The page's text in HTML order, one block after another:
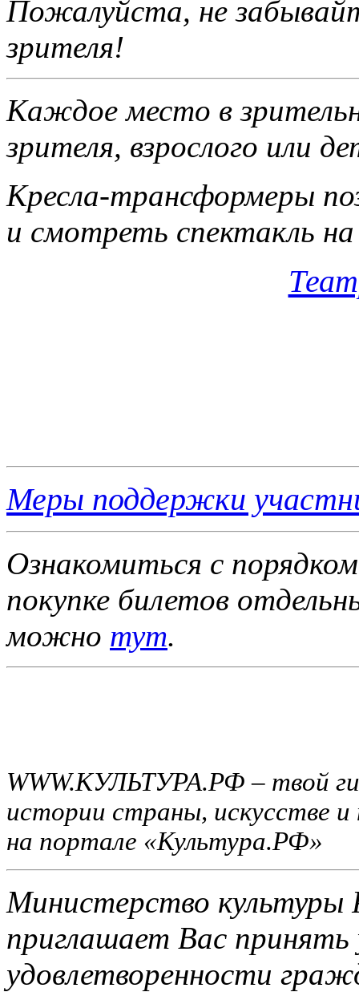
Пожалуйста, не
зрителя!
Каждое место в
зрителя, взрос­лого или
Кресла-трансформеры
и смотреть спектакль на
Меры поддержки
Ознакомиться с
покупке билетов
можно тут.
WWW.КУЛЬТУРА.РФ – твой
истории страны, искусстве
на портале «Культура.РФ»
Министерство культуры
приглашает Вас принять
удовлетворенности